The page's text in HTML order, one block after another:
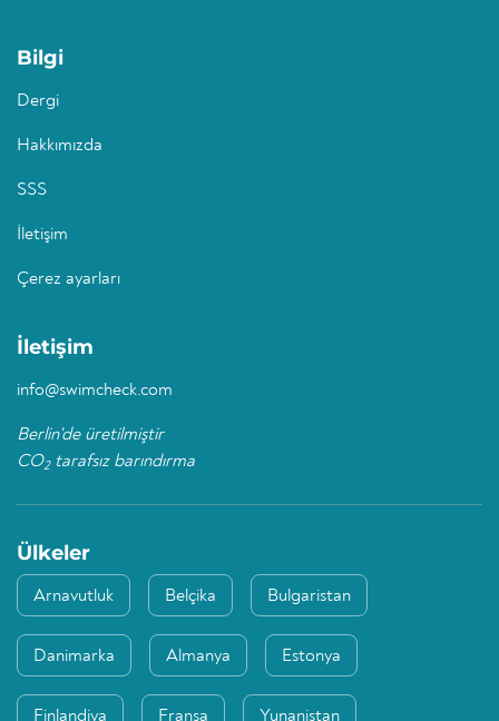
Bilgi
Dergi
Hakkımızda
SSS
İletişim
Çerez ayarları
İletişim
info@swimcheck.com
Berlin'de üretilmiştir
CO2tarafsız barındırma
Ülkeler
Arnavutluk Belçika Bulgaristan
Danimarka Almanya Estonya
Finlandiya Fransa Yunanistan